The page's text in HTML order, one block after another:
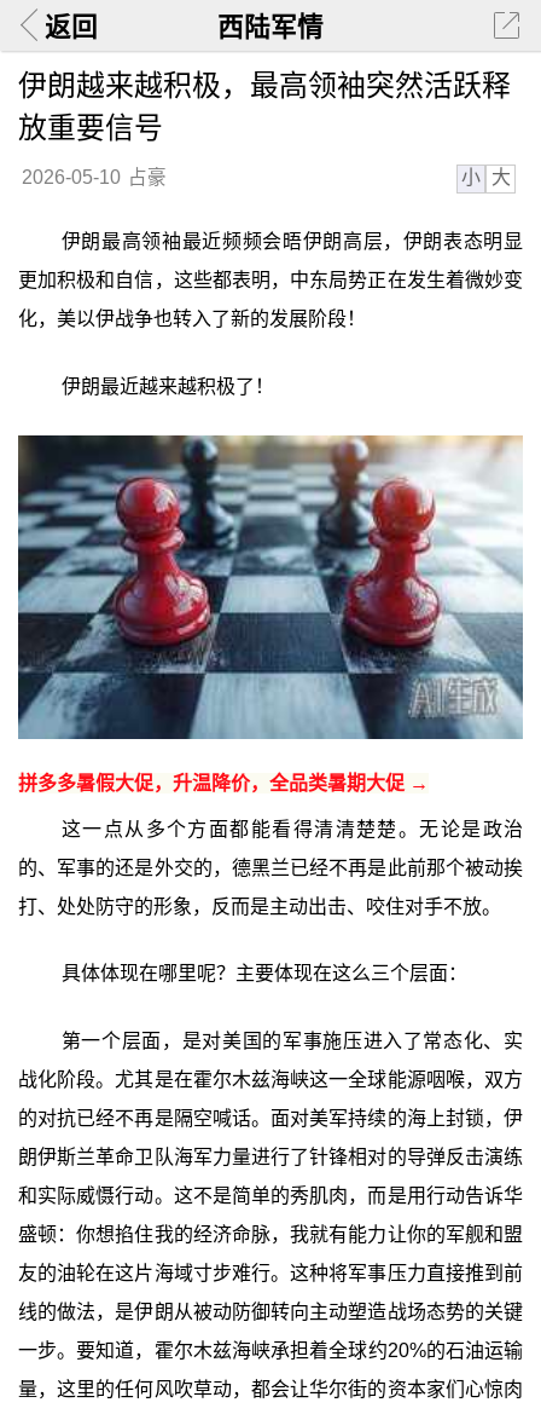
返回 西陆军情
伊朗越来越积极，最高领袖突然活跃释
放重要信号
2026-05-10 占豪 小 大
伊朗最高领袖最近频频会晤伊朗高层，伊朗表态明显
更加积极和自信，这些都表明，中东局势正在发生着微妙变
化，美以伊战争也转入了新的发展阶段！
伊朗最近越来越积极了！
拼多多暑假大促，升温降价，全品类暑期大促 →
这一点从多个方面都能看得清清楚楚。无论是政治
的、军事的还是外交的，德黑兰已经不再是此前那个被动挨
打、处处防守的形象，反而是主动出击、咬住对手不放。
具体体现在哪里呢？主要体现在这么三个层面：
第一个层面，是对美国的军事施压进入了常态化、实
战化阶段。尤其是在霍尔木兹海峡这一全球能源咽喉，双方
的对抗已经不再是隔空喊话。面对美军持续的海上封锁，伊
朗伊斯兰革命卫队海军力量进行了针锋相对的导弹反击演练
和实际威慑行动。这不是简单的秀肌肉，而是用行动告诉华
盛顿：你想掐住我的经济命脉，我就有能力让你的军舰和盟
友的油轮在这片海域寸步难行。这种将军事压力直接推到前
线的做法，是伊朗从被动防御转向主动塑造战场态势的关键
一步。要知道，霍尔木兹海峡承担着全球约20%的石油运输
量，这里的任何风吹草动，都会让华尔街的资本家们心惊肉